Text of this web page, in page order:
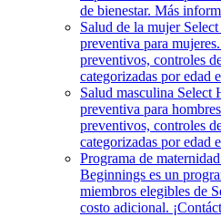
de bienestar. Más
Salud de la mujer
preventiva para
preventivos, controles
categorizadas por edad
Salud masculina Select
preventiva para
preventivos, controles
categorizadas por edad
Programa de
Beginnings es un
miembros elegibles de
costo adicional.